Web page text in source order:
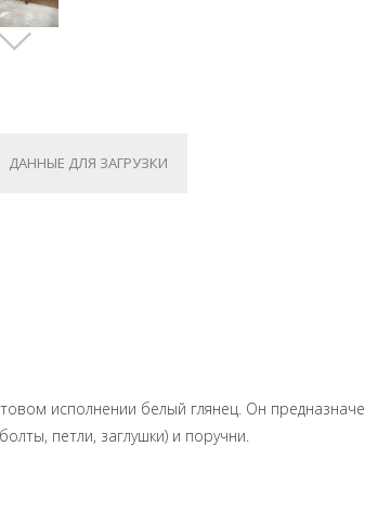
ДАННЫЕ ДЛЯ ЗАГРУЗКИ
исполнении белый глянец. Он
петли, заглушки) и поручни.